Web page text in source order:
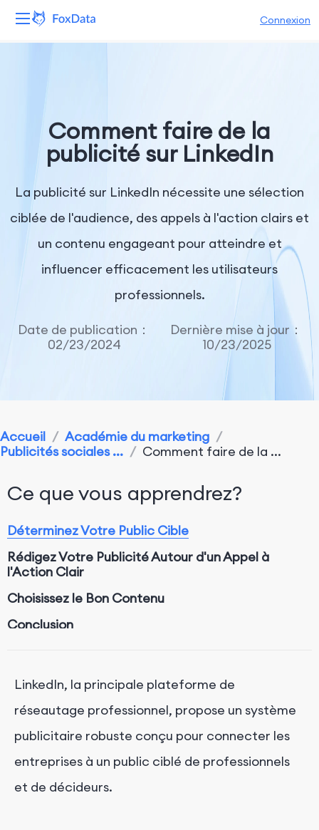
Connexion
Solutions
Ressources
Entreprise
Comment faire de la
publicité sur LinkedIn
La publicité sur LinkedIn nécessite une sélection
ciblée de l'audience, des appels à l'action clairs et
un contenu engageant pour atteindre et
influencer efficacement les utilisateurs
professionnels.
Date de publication：
02/23/2024
Dernière mise à jour：
10/23/2025
Accueil / Académie du marketing /
Publicités sociales ... / Comment faire de la ...
Ce que vous apprendrez?
Déterminez Votre Public Cible
Rédigez Votre Publicité Autour d'un Appel à
l'Action Clair
Choisissez le Bon Contenu
Conclusion
LinkedIn, la principale plateforme de
réseautage professionnel, propose un système
publicitaire robuste conçu pour connecter les
entreprises à un public ciblé de professionnels
et de décideurs.